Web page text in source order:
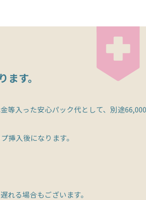
す。
入った安心パック代として、別途66,000
挿入後になります。
れる場合もございます。